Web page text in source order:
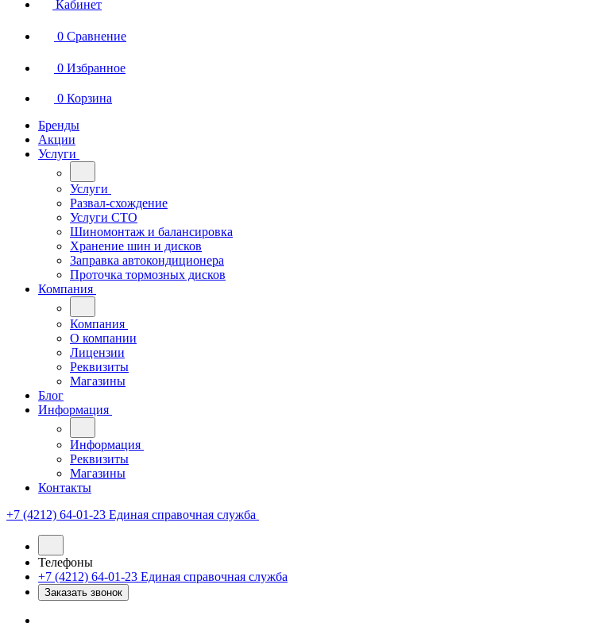
Кабинет
0 Сравнение
0 Избранное
0 Корзина
Бренды
Акции
Услуги
Услуги
Развал-схождение
Услуги СТО
Шиномонтаж и балансировка
Хранение шин и дисков
Заправка автокондиционера
Проточка тормозных дисков
Компания
Компания
О компании
Лицензии
Реквизиты
Магазины
Блог
Информация
Информация
Реквизиты
Магазины
Контакты
+7 (4212) 64-01-23 Единая справочная служба
Телефоны
+7 (4212) 64-01-23 Единая справочная служба
Заказать звонок